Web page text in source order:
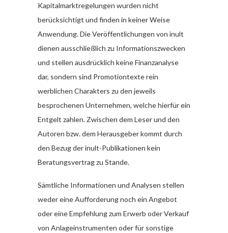
Kapitalmarktregelungen wurden nicht
berücksichtigt und finden in keiner Weise
Anwendung. Die Veröffentlichungen von inult
dienen ausschließlich zu Informationszwecken
und stellen ausdrücklich keine Finanzanalyse
dar, sondern sind Promotiontexte rein
werblichen Charakters zu den jeweils
besprochenen Unternehmen, welche hierfür ein
Entgelt zahlen. Zwischen dem Leser und den
Autoren bzw. dem Herausgeber kommt durch
den Bezug der inult-Publikationen kein
Beratungsvertrag zu Stande.
Sämtliche Informationen und Analysen stellen
weder eine Aufforderung noch ein Angebot
oder eine Empfehlung zum Erwerb oder Verkauf
von Anlageinstrumenten oder für sonstige